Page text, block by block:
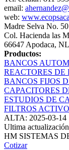
email:
web:
Madre Selva No.
Col. Hacienda las
66647 Apodaca, NL
Productos:
BANCOS
REACTORES DE
BANCOS FIJOS
CAPACITORES
ESTUDIOS DE
FILTROS
ALTA: 2025-03-14
Ultima
HM SISTEMAS
Cotizar